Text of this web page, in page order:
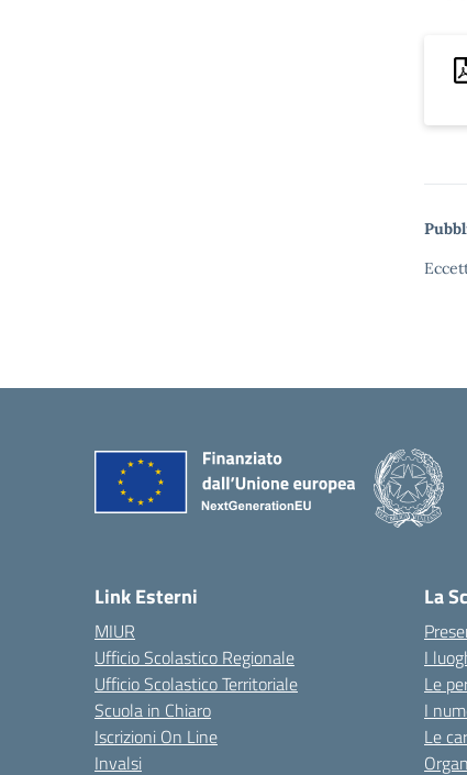
Link Esterni
MIUR
Ufficio Scolastico Regionale
Ufficio Scolastico Territoriale
Scuola in Chiaro
Iscrizioni On Line
Invalsi
La
I
Le
I
Le